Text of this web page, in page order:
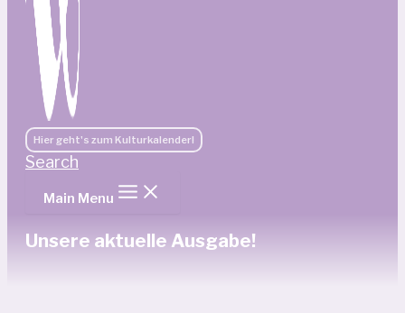
Hier geht's zum Kulturkalender!
Search
Main Menu
Unsere aktuelle Ausgabe!